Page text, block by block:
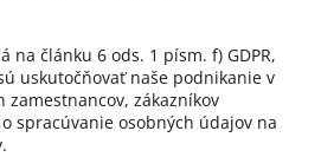
na článku 6 ods. 1 písm. f) GDPR,
uskutočňovať naše podnikanie v
zamestnancov, zákazníkov
spracúvanie osobných údajov na